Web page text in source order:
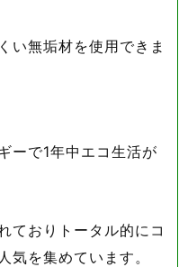
い無垢材を使用できま
ーで1年中エコ生活が
ておりトータル的にコ
気を集めています。